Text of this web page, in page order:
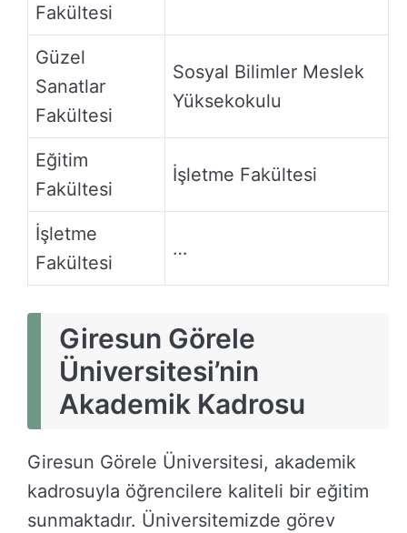
Fakültesi
Güzel
Sanatlar
Fakültesi
Sosyal Bilimler Meslek
Yüksekokulu
Eğitim
Fakültesi
İşletme Fakültesi
İşletme
Fakültesi
…
Giresun Görele
Üniversitesi’nin
Akademik Kadrosu
Giresun Görele Üniversitesi, akademik
kadrosuyla öğrencilere kaliteli bir eğitim
sunmaktadır. Üniversitemizde görev